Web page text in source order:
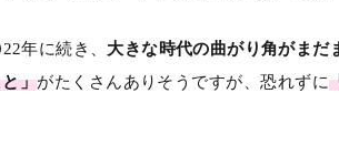
年に続き、 大きな時代の曲がり角がまだ
」がたくさんありそうですが、恐れずに